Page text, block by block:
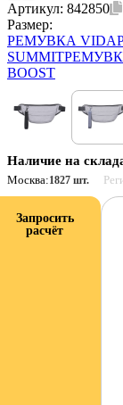
Артикул: 842850
Размер:
РЕМУВКА VIDA
SUMMIT
BOOST
Наличие на
Москва:1827 шт.
Запросить
расчёт